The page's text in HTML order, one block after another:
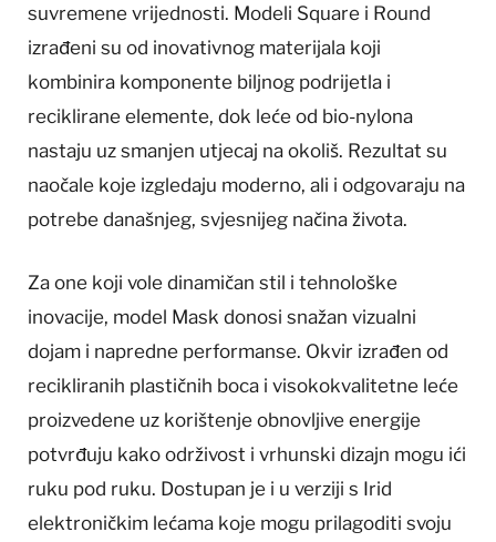
suvremene vrijednosti. Modeli Square i Round
izrađeni su od inovativnog materijala koji
kombinira komponente biljnog podrijetla i
reciklirane elemente, dok leće od bio-nylona
nastaju uz smanjen utjecaj na okoliš. Rezultat su
naočale koje izgledaju moderno, ali i odgovaraju na
potrebe današnjeg, svjesnijeg načina života.
Za one koji vole dinamičan stil i tehnološke
inovacije, model Mask donosi snažan vizualni
dojam i napredne performanse. Okvir izrađen od
recikliranih plastičnih boca i visokokvalitetne leće
proizvedene uz korištenje obnovljive energije
potvrđuju kako održivost i vrhunski dizajn mogu ići
ruku pod ruku. Dostupan je i u verziji s Irid
elektroničkim lećama koje mogu prilagoditi svoju